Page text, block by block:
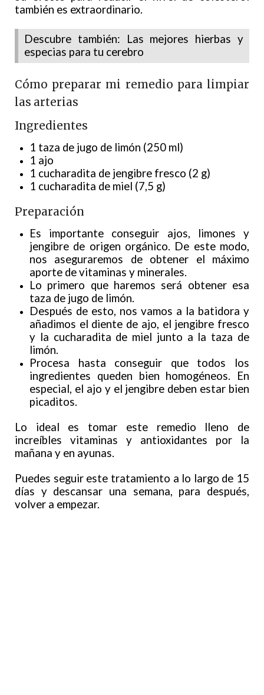
también es extraordinario.
Descubre también: Las mejores hierbas y
especias para tu cerebro
Cómo preparar mi remedio para limpiar
las arterias
Ingredientes
1 taza de jugo de limón (250 ml)
1 ajo
1 cucharadita de jengibre fresco (2 g)
1 cucharadita de miel (7,5 g)
Preparación
Es importante conseguir ajos, limones y
jengibre de origen orgánico. De este modo,
nos aseguraremos de obtener el máximo
aporte de vitaminas y minerales.
Lo primero que haremos será obtener esa
taza de jugo de limón.
Después de esto, nos vamos a la batidora y
añadimos el diente de ajo, el jengibre fresco
y la cucharadita de miel junto a la taza de
limón.
Procesa hasta conseguir que todos los
ingredientes queden bien homogéneos. En
especial, el ajo y el jengibre deben estar bien
picaditos.
Lo ideal es tomar este remedio lleno de
increíbles vitaminas y antioxidantes por la
mañana y en ayunas.
Puedes seguir este tratamiento a lo largo de 15
días y descansar una semana, para después,
volver a empezar.